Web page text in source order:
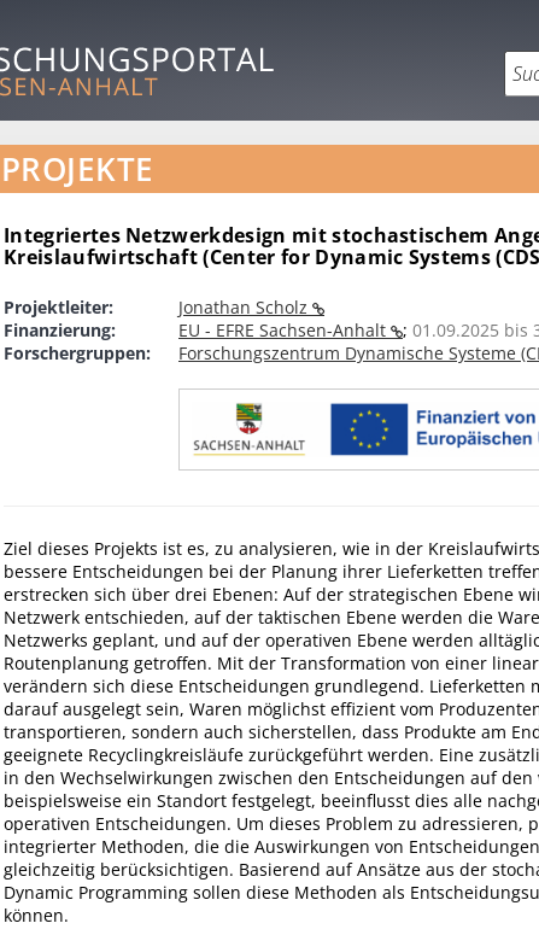
PROJEKTE
Integriertes Netzwerkdesign mit stochastischem
Kreislaufwirtschaft (Center for Dynamic Systems
Projektleiter:
Jonathan Scholz
Finanzierung:
EU - EFRE Sachsen-Anhalt ; 01.09.2025 bis
Forschergruppen:
Forschungszentrum Dynamische Systeme
Ziel dieses Projekts ist es, zu analysieren, wie in der
bessere Entscheidungen bei der Planung ihrer Lieferketten
erstrecken sich über drei Ebenen: Auf der strategischen Ebene
Netzwerk entschieden, auf der taktischen Ebene werden die
Netzwerks geplant, und auf der operativen Ebene werden
Routenplanung getroffen. Mit der Transformation von einer
verändern sich diese Entscheidungen grundlegend. Lieferketten
darauf ausgelegt sein, Waren möglichst effizient vom
transportieren, sondern auch sicherstellen, dass Produkte am
geeignete Recyclingkreisläufe zurückgeführt werden. Eine
in den Wechselwirkungen zwischen den Entscheidungen auf
beispielsweise ein Standort festgelegt, beeinflusst dies alle
operativen Entscheidungen. Um dieses Problem zu adressieren,
integrierter Methoden, die die Auswirkungen von
gleichzeitig berücksichtigen. Basierend auf Ansätze aus der
Dynamic Programming sollen diese Methoden als
können.